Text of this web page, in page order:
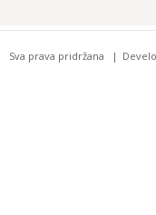
Sva prava pridržana